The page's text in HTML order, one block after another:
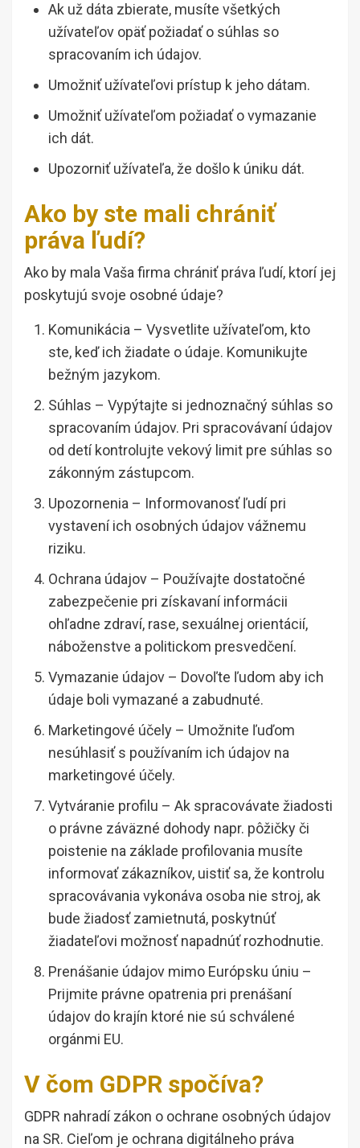
Ak už dáta zbierate, musíte všetkých
užívateľov opäť požiadať o súhlas so
spracovaním ich údajov.
Umožniť užívateľovi prístup k jeho dátam.
Umožniť užívateľom požiadať o vymazanie
ich dát.
Upozorniť užívateľa, že došlo k úniku dát.
Ako by ste mali chrániť
práva ľudí?
Ako by mala Vaša firma chrániť práva ľudí, ktorí jej
poskytujú svoje osobné údaje?
Komunikácia – Vysvetlite užívateľom, kto
ste, keď ich žiadate o údaje. Komunikujte
bežným jazykom.
Súhlas – Vypýtajte si jednoznačný súhlas so
spracovaním údajov. Pri spracovávaní údajov
od detí kontrolujte vekový limit pre súhlas so
zákonným zástupcom.
Upozornenia – Informovanosť ľudí pri
vystavení ich osobných údajov vážnemu
riziku.
Ochrana údajov – Používajte dostatočné
zabezpečenie pri získavaní informácii
ohľadne zdraví, rase, sexuálnej orientácií,
náboženstve a politickom presvedčení.
Vymazanie údajov – Dovoľte ľudom aby ich
údaje boli vymazané a zabudnuté.
Marketingové účely – Umožnite ľuďom
nesúhlasiť s používaním ich údajov na
marketingové účely.
Vytváranie profilu – Ak spracovávate žiadosti
o právne záväzné dohody napr. pôžičky či
poistenie na základe profilovania musíte
informovať zákazníkov, uistiť sa, že kontrolu
spracovávania vykonáva osoba nie stroj, ak
bude žiadosť zamietnutá, poskytnúť
žiadateľovi možnosť napadnúť rozhodnutie.
Prenášanie údajov mimo Európsku úniu –
Prijmite právne opatrenia pri prenášaní
údajov do krajín ktoré nie sú schválené
orgánmi EU.
V čom GDPR spočíva?
GDPR nahradí zákon o ochrane osobných údajov
na SR. Cieľom je ochrana digitálneho práva